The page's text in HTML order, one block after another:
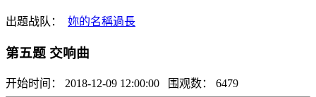
出题战队： 妳的名稱過長
第五题 交响曲
开始时间： 2018-12-09 12:00:00 围观数： 6479